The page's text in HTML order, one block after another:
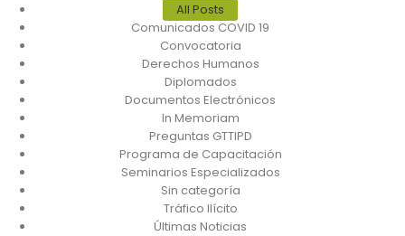
All Posts
Comunicados COVID 19
Convocatoria
Derechos Humanos
Diplomados
Documentos Electrónicos
In Memoriam
Preguntas GTTIPD
Programa de Capacitación
Seminarios Especializados
Sin categoría
Tráfico Ilícito
Últimas Noticias